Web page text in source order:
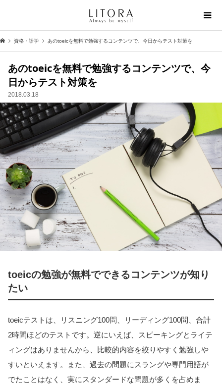
資格・語学 あのtoeicを無料で勉強するコンテンツで、今日からテスト対策を
あのtoeicを無料で勉強するコンテンツで、今
日からテスト対策を
2018.03.18
toeicの勉強が無料でできるコンテンツが知り
たい
toeicテストは、リスニング100問、リーディング100問、合計
2時間ほどのテストです。逆にいえば、スピーキングとライテ
ィングはありませんから、比較的内容を絞りやすく勉強しや
すいといえます。また、過去の問題にスラングや専門用語が
でたことはなく、実にスタンダードな問題が多くを占めま